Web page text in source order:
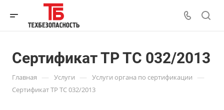
Сертификат ТР ТС 032/2013
Главная — Услуги — Услуги органа по сертификации —
Сертификат ТР ТС 032/2013